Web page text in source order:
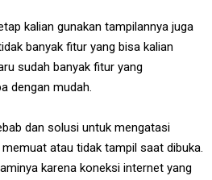
kalian gunakan tampilannya juga
banyak fitur yang bisa kalian
sudah banyak fitur yang
dengan mudah.
dan solusi untuk mengatasi
atau tidak tampil saat dibuka.
karena koneksi internet yang